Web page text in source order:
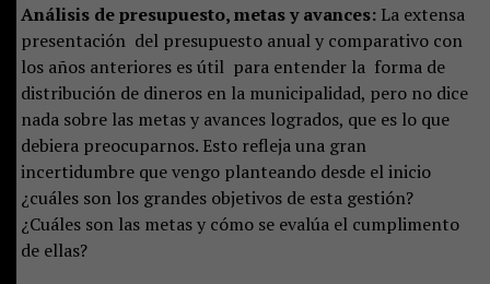
Análisis de presupuesto, metas y avances:La extensa
presentación del presupuesto anual y comparativo con
los años anteriores es útil para entender la forma de
distribución de dineros en la municipalidad, pero no dice
nada sobre las metas y avances logrados, que es lo que
debiera preocuparnos. Esto refleja una gran
incertidumbre que vengo planteando desde el inicio
¿cuáles son los grandes objetivos de esta gestión?
¿Cuáles son las metas y cómo se evalúa el cumplimento
de ellas?